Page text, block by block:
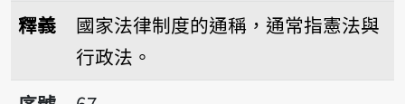
釋義
國家法律制度的通稱，通常指憲法與
行政法。
序號67公道